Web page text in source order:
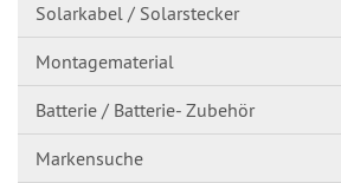
Solarkabel / Solarstecker
Montagematerial
Batterie / Batterie- Zubehör
Markensuche